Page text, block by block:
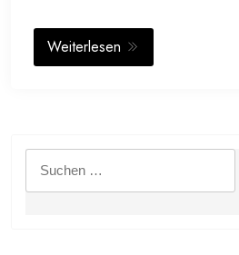
Weiterlesen
Suchen
nach: